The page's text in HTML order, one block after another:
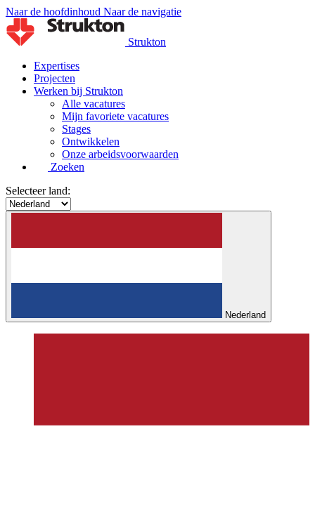
Naar de hoofdinhoud Naar de navigatie
Strukton
Expertises
Projecten
Werken bij Strukton
Alle vacatures
Mijn favoriete vacatures
Stages
Ontwikkelen
Onze arbeidsvoorwaarden
Zoeken
Selecteer land:
Nederland